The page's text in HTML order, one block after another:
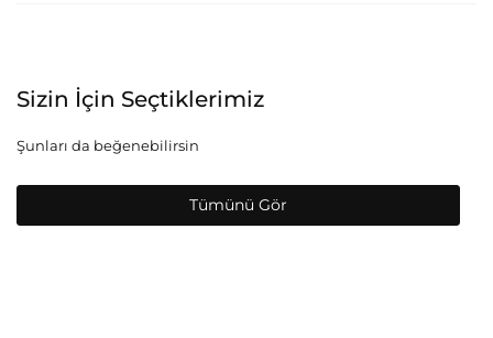
Sizin İçin Seçtiklerimiz
Şunları da beğenebilirsin
Tümünü Gör